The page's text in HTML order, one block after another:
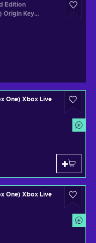
Edition
Origin Key
One) Xbox Live
One) Xbox Live